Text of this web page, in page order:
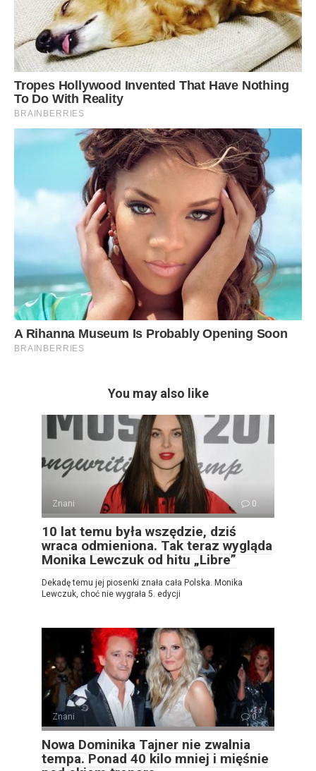
You may also like
Znani 0
10 lat temu była wszędzie, dziś
wraca odmieniona. Tak teraz wygląda
Monika Lewczuk od hitu „Libre”
Dekadę temu jej piosenki znała cała Polska. Monika
Lewczuk, choć nie wygrała 5. edycji
Znani 0
Nowa Dominika Tajner nie zwalnia
tempa. Ponad 40 kilo mniej i mięśnie